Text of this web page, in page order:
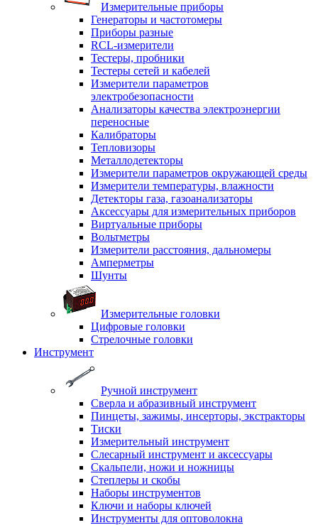
Измерительные приборы
Генераторы и частотомеры
Приборы разные
RCL-измерители
Тестеры, пробники
Тестеры сетей и кабелей
Измерители параметров
электробезопасности
Анализаторы качества электроэнергии
переносные
Калибраторы
Тепловизоры
Металлодетекторы
Измерители параметров окружающей среды
Измерители температуры, влажности
Детекторы газа, газоанализаторы
Аксессуары для измерительных приборов
Виртуальные приборы
Вольтметры
Измерители расстояния, дальномеры
Амперметры
Шунты
Измерительные головки
Цифровые головки
Стрелочные головки
Инструмент
Ручной инструмент
Сверла и абразивный инструмент
Пинцеты, зажимы, инсерторы, экстракторы
Тиски
Измерительный инструмент
Слесарный инструмент и аксессуары
Скальпели, ножи и ножницы
Степлеры и скобы
Наборы инструментов
Ключи и наборы ключей
Инструменты для оптоволокна